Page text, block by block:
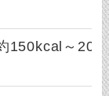
150kcal～